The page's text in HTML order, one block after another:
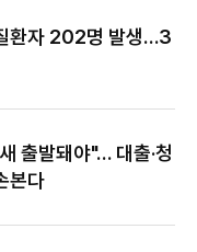
환자 202명 발생…3
출발돼야"… 대출·청
본다